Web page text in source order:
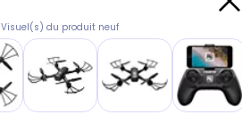
Visuel(s) du produit neuf